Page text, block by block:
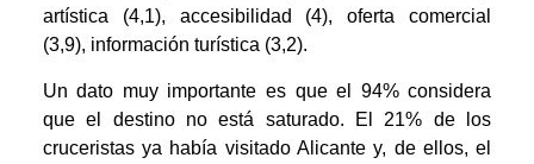
artística (4,1), accesibilidad (4), oferta comercial
(3,9), información turística (3,2).
Un dato muy importante es que el 94% considera
que el destino no está saturado. El 21% de los
cruceristas ya había visitado Alicante y, de ellos, el